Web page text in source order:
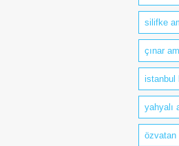
silifke
çınar
istanbul
yahyalı
özvatan